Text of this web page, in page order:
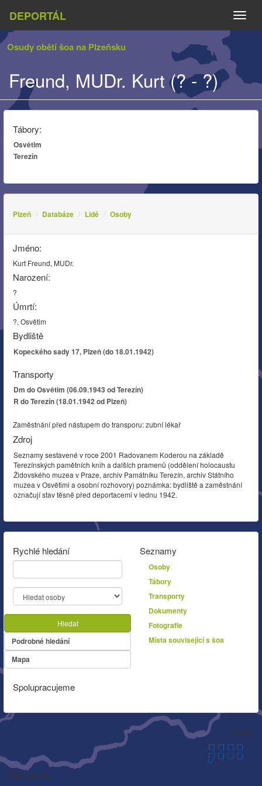
DEPORTÁL
Osudy obětí šoa na Plzeňsku
Freund, MUDr. Kurt (? - ?)
Tábory:
Osvětim
Terezín
Plzeň Databáze Lidé Osoby
Jméno:
Kurt Freund, MUDr.
Narození:
?
Úmrtí:
?, Osvětim
Bydliště
Kopeckého sady 17, Plzeň (do 18.01.1942)
Transporty
Dm do Osvětim (06.09.1943 od Terezín)
R do Terezín (18.01.1942 od Plzeň)
Zaměstnání před nástupem do transporu: zubní lékař
Zdroj
Seznamy sestavené v roce 2001 Radovanem Koderou na základě
Terezínských pamětních knih a dalších pramenů (oddělení holocaustu
Židovského muzea v Praze, archiv Památníku Terezín, archiv Státního
muzea v Osvětimi a osobní rozhovory) poznámka: bydliště a zaměstnání
označují stav těsně před deportacemi v lednu 1942.
Rychlé hledání
Hledat
Podrobné hledání
Mapa
Seznamy
Osoby
Tábory
Transporty
Dokumenty
Fotografie
Místa související s šoa
Spolupracujeme
Autor
Děkujeme